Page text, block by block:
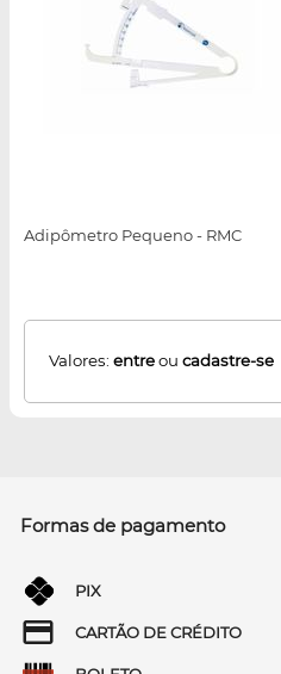
Adipômetro Pequeno - RMC
Valores: entreou cadastre-se
Formas de pagamento
PIX
CARTÃO DE CRÉDITO